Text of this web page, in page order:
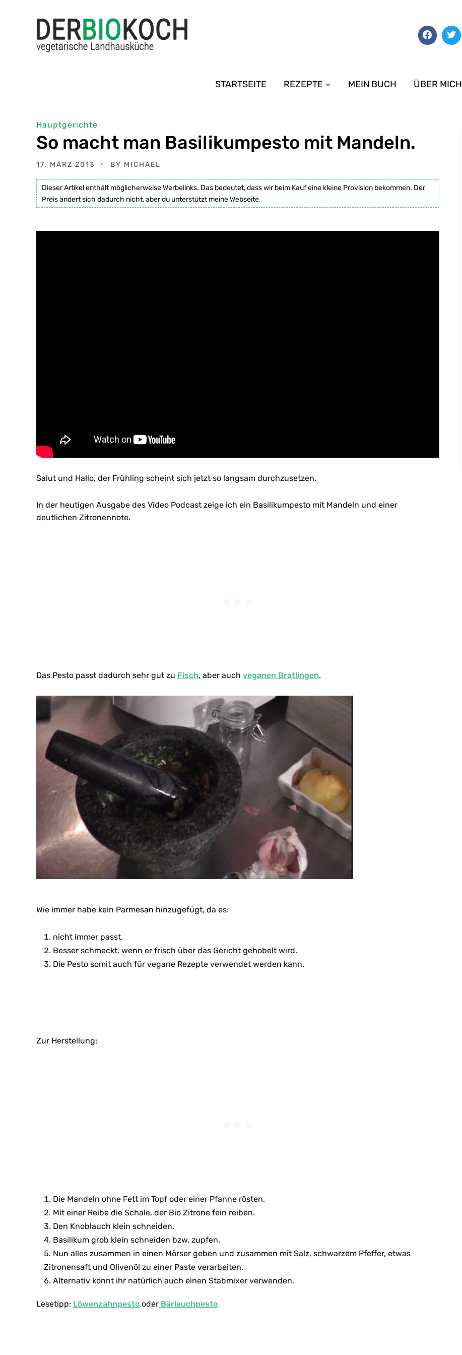
STARTSEITE REZEPTE MEIN BUCH ÜBER MICH
Hauptgerichte
So macht man Basilikumpesto mit Mandeln.
17. MÄRZ 2013 BY MICHAEL
Dieser Artikel enthält möglicherweise Werbelinks. Das bedeutet, dass wir beim Kauf eine kleine Provision bekommen. Der
Preis ändert sich dadurch nicht, aber du unterstützt meine Webseite.
Salut und Hallo, der Frühling scheint sich jetzt so langsam durchzusetzen.
In der heutigen Ausgabe des Video Podcast zeige ich ein Basilikumpesto mit Mandeln und einer
deutlichen Zitronennote.
Das Pesto passt dadurch sehr gut zu Fisch, aber auch veganen Bratlingen.
Wie immer habe kein Parmesan hinzugefügt, da es:
nicht immer passt.
Besser schmeckt, wenn er frisch über das Gericht gehobelt wird.
Die Pesto somit auch für vegane Rezepte verwendet werden kann.
Zur Herstellung:
Die Mandeln ohne Fett im Topf oder einer Pfanne rösten.
Mit einer Reibe die Schale, der Bio Zitrone fein reiben.
Den Knoblauch klein schneiden.
Basilikum grob klein schneiden bzw. zupfen.
Nun alles zusammen in einen Mörser geben und zusammen mit Salz, schwarzem Pfeffer, etwas
Zitronensaft und Olivenöl zu einer Paste verarbeiten.
Alternativ könnt ihr natürlich auch einen Stabmixer verwenden.
Lesetipp: Löwenzahnpesto oder Bärlauchpesto